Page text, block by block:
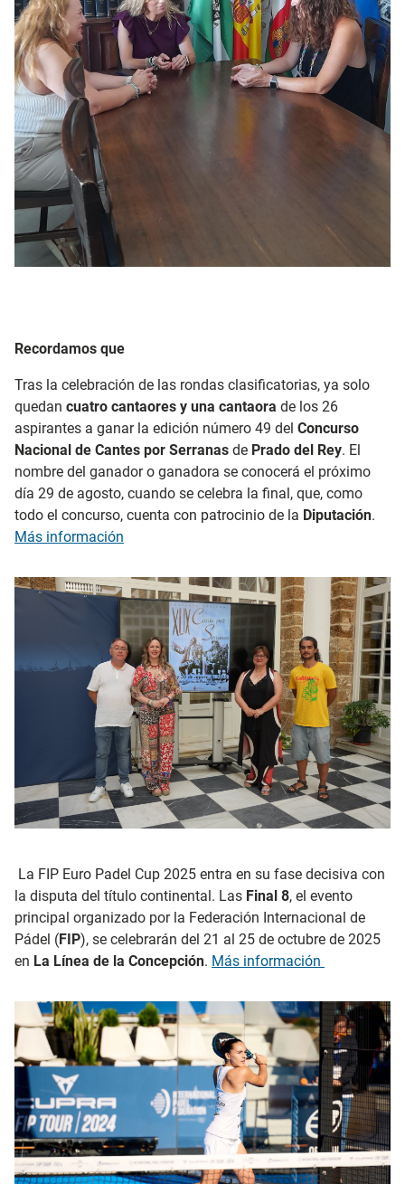
Recordamos que
Tras la celebración de las rondas clasificatorias, ya solo
quedan cuatro cantaores y una cantaora de los 26
aspirantes a ganar la edición número 49 del Concurso
Nacional de Cantes por Serranas de Prado del Rey. El
nombre del ganador o ganadora se conocerá el próximo
día 29 de agosto, cuando se celebra la final, que, como
todo el concurso, cuenta con patrocinio de la Diputación.
Más información
La FIP Euro Padel Cup 2025 entra en su fase decisiva con
la disputa del título continental. Las Final 8, el evento
principal organizado por la Federación Internacional de
Pádel (FIP), se celebrarán del 21 al 25 de octubre de 2025
en La Línea de la Concepción. Más información